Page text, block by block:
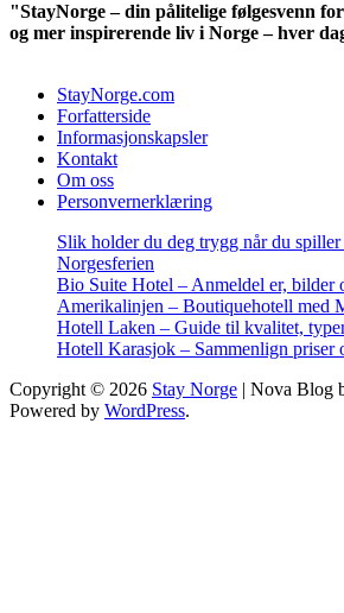
"StayNorge – din pålitelige følgesvenn
og mer inspirerende liv i Norge – hver
StayNorge.com
Forfatterside
Informasjonskapsler
Kontakt
Om oss
Personvernerklæring
Slik holder du deg trygg når du spiller
Norgesferien
Bio Suite Hotel – Anmeldel er, bilder
Amerikalinjen – Boutiquehotell med
Hotell Laken – Guide til kvalitet,
Hotell Karasjok – Sammenlign priser
Copyright © 2026 Stay Norge | Nova Blog
Powered by WordPress.